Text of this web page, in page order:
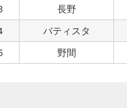
長野
バティスタ
野間